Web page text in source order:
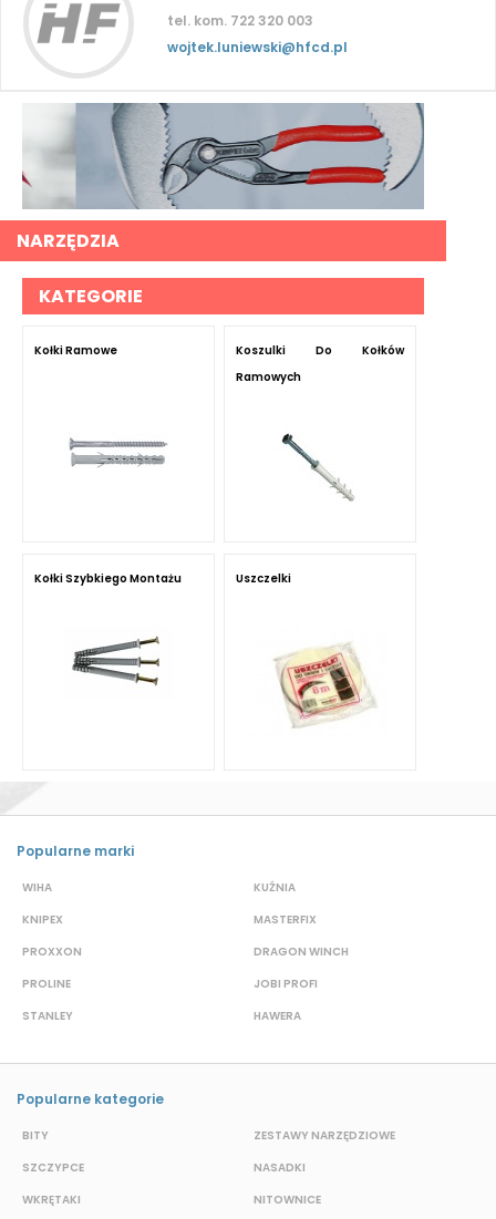
tel. kom. 722 320 003
wojtek.luniewski@hfcd.pl
NARZĘDZIA
KATEGORIE
Kołki Ramowe
Koszulki Do Kołków
Ramowych
Kołki Szybkiego Montażu Uszczelki
Popularne marki
WIHA
KNIPEX
PROXXON
PROLINE
STANLEY
KUŹNIA
MASTERFIX
DRAGON WINCH
JOBI PROFI
HAWERA
Popularne kategorie
BITY
SZCZYPCE
WKRĘTAKI
ZESTAWY NARZĘDZIOWE
NASADKI
NITOWNICE